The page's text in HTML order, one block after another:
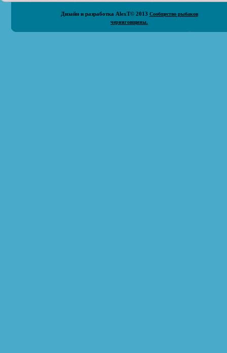
Дизайн и разработка AlexT© 2013 Сообщество рыбаков
черниговщины.